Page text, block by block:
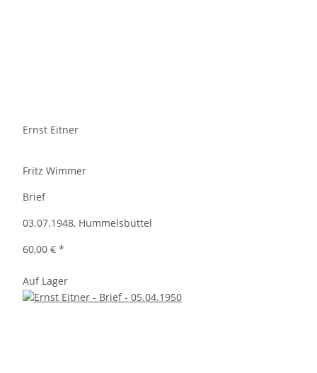
Ernst Eitner
Fritz Wimmer
Brief
03.07.1948, Hummelsbüttel
60,00 € *
Auf Lager